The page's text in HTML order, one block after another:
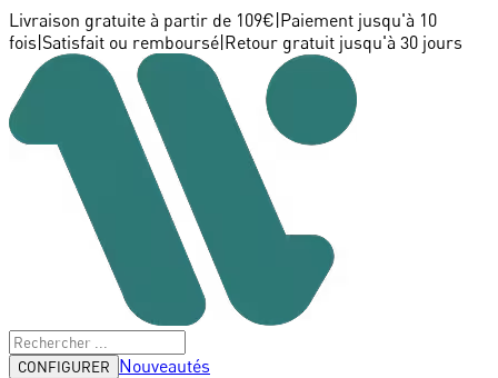
Livraison gratuite à partir de 109€ Paiement jusqu'à 10
fois Satisfait ou remboursé Retour gratuit jusqu'à 30 jours
CONFIGURER
Nouveautés